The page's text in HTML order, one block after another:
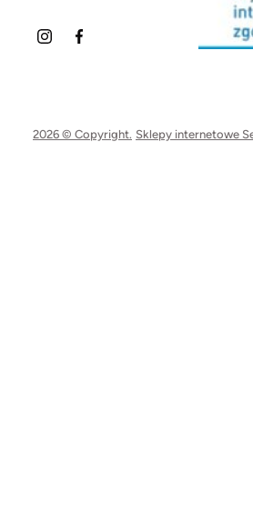
2026 © Copyright. Sklepy internetowe